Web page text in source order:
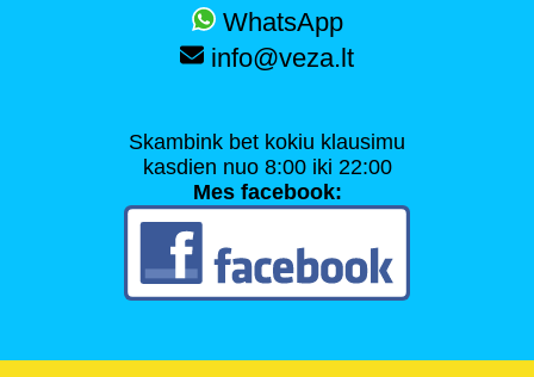
WhatsApp
info@veza.lt
Skambink bet kokiu klausimu
kasdien nuo 8:00 iki 22:00
Mes facebook: